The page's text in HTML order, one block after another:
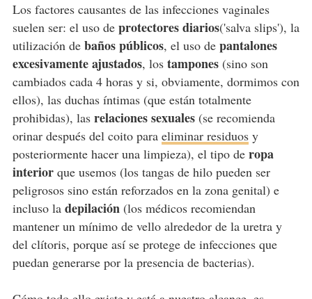
Los factores causantes de las infecciones vaginales
suelen ser: el uso de protectores diarios('salva slips'), la
utilización de baños públicos, el uso de pantalones
excesivamente ajustados, los tampones(sino son
cambiados cada 4 horas y si, obviamente, dormimos con
ellos), las duchas íntimas (que están totalmente
prohibidas), las relaciones sexuales(se recomienda
orinar después del coito para eliminar residuosy
posteriormente hacer una limpieza), el tipo de ropa
interiorque usemos (los tangas de hilo pueden ser
peligrosos sino están reforzados en la zona genital) e
incluso la depilación(los médicos recomiendan
mantener un mínimo de vello alrededor de la uretra y
del clítoris, porque así se protege de infecciones que
puedan generarse por la presencia de bacterias).